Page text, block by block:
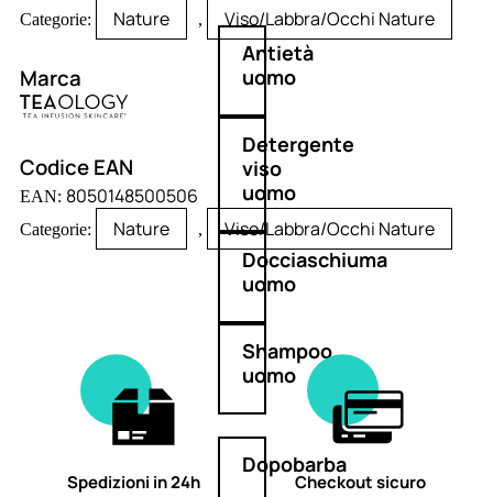
Antietà
uomo
Detergente
viso
uomo
Docciaschiuma
uomo
Shampoo
uomo
Dopobarba
Categorie: Nature , Viso/Labbra/Occhi Nature
Marca
Codice EAN
EAN: 8050148500506
Categorie: Nature , Viso/Labbra/Occhi Nature
Spedizioni in 24h Checkout sicuro